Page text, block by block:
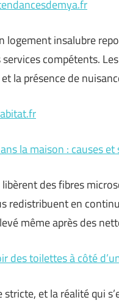
logement insalubre
compétents.
la présence de
la maison : causes
des fibres
redistribuent en
même après des
des toilettes à côté
et la réalité qui